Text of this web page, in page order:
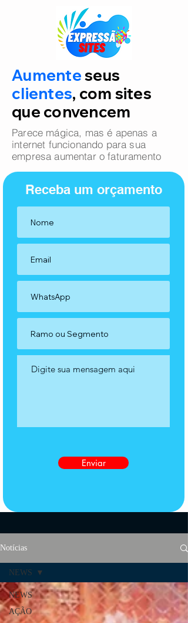
Aumenteseus
clientes, com sites
que convencem
Parece mágica, mas é apenas a
internet funcionando para sua
empresa aumentar o faturamento
Receba um orçamento
Enviar
Notícias
NEWS
AÇÃO
NEWS